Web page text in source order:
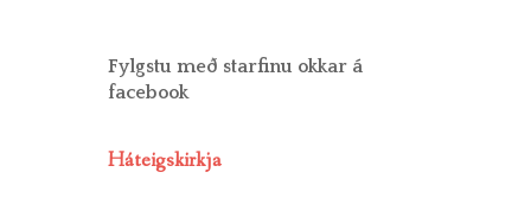
Fylgstu með starfinu okkar á
facebook
Háteigskirkja